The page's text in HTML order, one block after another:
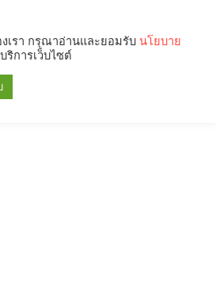
เรา กรุณาอ่านและยอมรับ นโยบาย
ริการเว็บไซต์